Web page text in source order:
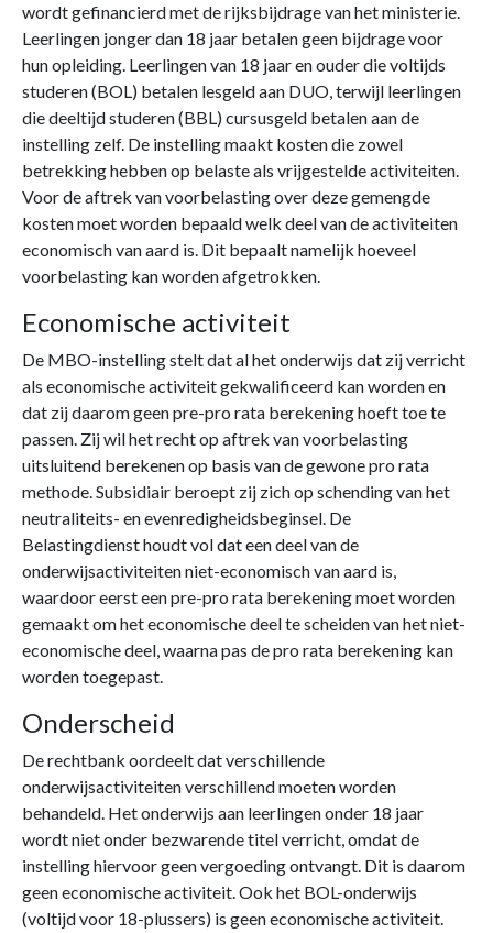
wordt gefinancierd met de rijksbijdrage van het ministerie.
Leerlingen jonger dan 18 jaar betalen geen bijdrage voor
hun opleiding. Leerlingen van 18 jaar en ouder die voltijds
studeren (BOL) betalen lesgeld aan DUO, terwijl leerlingen
die deeltijd studeren (BBL) cursusgeld betalen aan de
instelling zelf. De instelling maakt kosten die zowel
betrekking hebben op belaste als vrijgestelde activiteiten.
Voor de aftrek van voorbelasting over deze gemengde
kosten moet worden bepaald welk deel van de activiteiten
economisch van aard is. Dit bepaalt namelijk hoeveel
voorbelasting kan worden afgetrokken.
Economische activiteit
De MBO-instelling stelt dat al het onderwijs dat zij verricht
als economische activiteit gekwalificeerd kan worden en
dat zij daarom geen pre-pro rata berekening hoeft toe te
passen. Zij wil het recht op aftrek van voorbelasting
uitsluitend berekenen op basis van de gewone pro rata
methode. Subsidiair beroept zij zich op schending van het
neutraliteits- en evenredigheidsbeginsel. De
Belastingdienst houdt vol dat een deel van de
onderwijsactiviteiten niet-economisch van aard is,
waardoor eerst een pre-pro rata berekening moet worden
gemaakt om het economische deel te scheiden van het niet-
economische deel, waarna pas de pro rata berekening kan
worden toegepast.
Onderscheid
De rechtbank oordeelt dat verschillende
onderwijsactiviteiten verschillend moeten worden
behandeld. Het onderwijs aan leerlingen onder 18 jaar
wordt niet onder bezwarende titel verricht, omdat de
instelling hiervoor geen vergoeding ontvangt. Dit is daarom
geen economische activiteit. Ook het BOL-onderwijs
(voltijd voor 18-plussers) is geen economische activiteit.